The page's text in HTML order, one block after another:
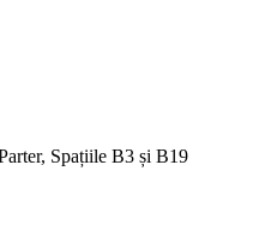
Spațiile B3 și B19